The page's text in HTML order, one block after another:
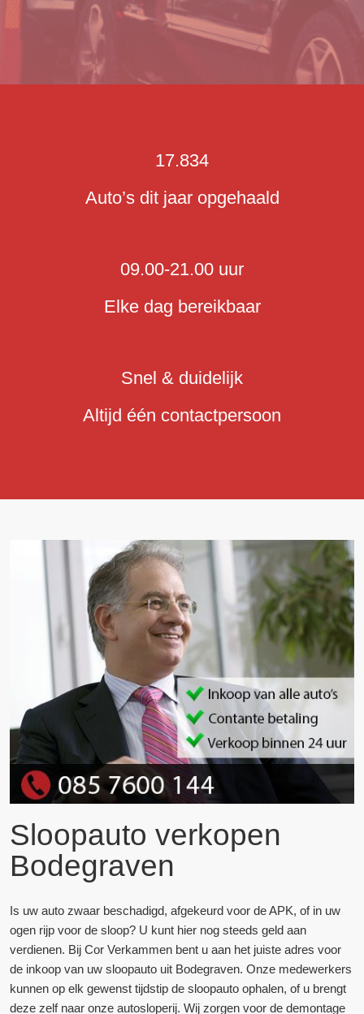
17.834
Auto’s dit jaar opgehaald
09.00-21.00 uur
Elke dag bereikbaar
Snel & duidelijk
Altijd één contactpersoon
Sloopauto verkopen
Bodegraven
Is uw auto zwaar beschadigd, afgekeurd voor de APK, of in uw
ogen rijp voor de sloop? U kunt hier nog steeds geld aan
verdienen. Bij Cor Verkammen bent u aan het juiste adres voor
de inkoop van uw sloopauto uit Bodegraven. Onze medewerkers
kunnen op elk gewenst tijdstip de sloopauto ophalen, of u brengt
deze zelf naar onze autosloperij. Wij zorgen voor de demontage